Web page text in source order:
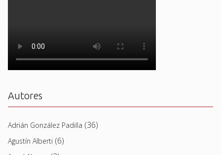
Autores
Adrián González Padilla (36)
Agustín Alberti (6)